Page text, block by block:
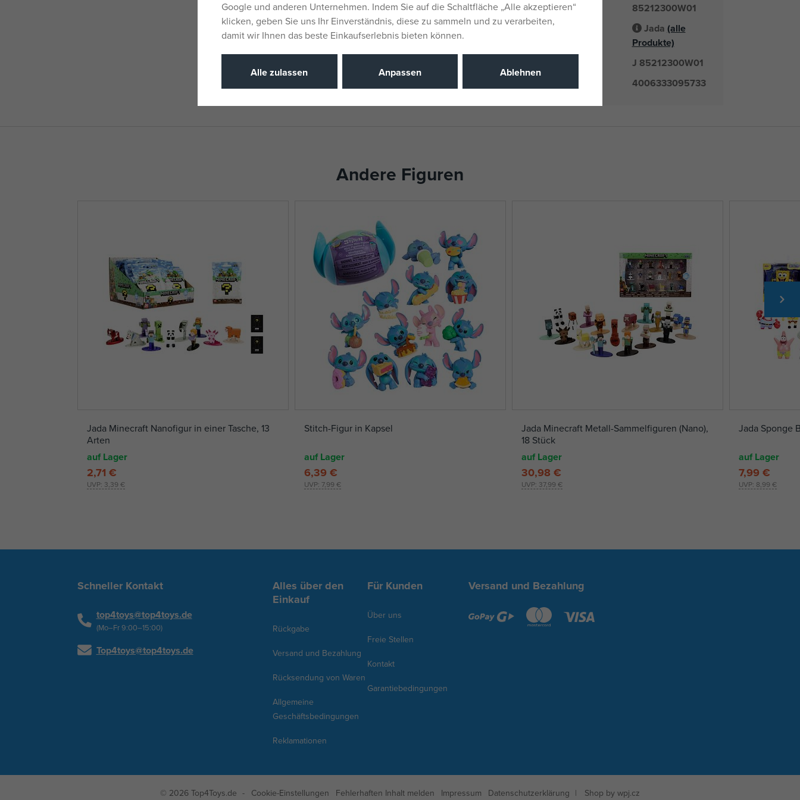
Liefernummer 85212300W01
Jada (alle
Produkte)
J 85212300W01
4006333095733
Andere Figuren
Jada Minecraft Nanofigur in einer Tasche, 13
Arten
auf Lager
UVP: 3,39 €
2,71 €
Stitch-Figur in Kapsel
auf Lager
UVP: 7,99 €
6,39 €
Jada Minecraft Metall-Sammelfiguren (Nano),
18 Stück
auf Lager
UVP: 37,99 €
30,98 €
Jada Sponge
auf Lager
UVP: 8,99 €
7,99 €
Schneller Kontakt
top4toys@top4toys.de
(Mo–Fr 9:00–15:00)
Top4toys@top4toys.de
Alles über den
Einkauf
Rückgabe
Versand und Bezahlung
Rücksendung von Waren
Allgemeine
Geschäftsbedingungen
Reklamationen
Für Kunden
Über uns
Freie Stellen
Kontakt
Garantiebedingungen
Versand und Bezahlung
© 2026 Top4Toys.de Cookie-Einstellungen Fehlerhaften Inhalt melden Impressum Datenschutzerklärung Shop by wpj.cz
Google und anderen Unternehmen. Indem Sie auf die Schaltfläche „Alle akzeptieren“
klicken, geben Sie uns Ihr Einverständnis, diese zu sammeln und zu verarbeiten,
damit wir Ihnen das beste Einkaufserlebnis bieten können.
Alle zulassen Anpassen Ablehnen